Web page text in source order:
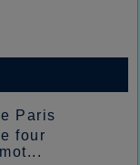
Paris
four